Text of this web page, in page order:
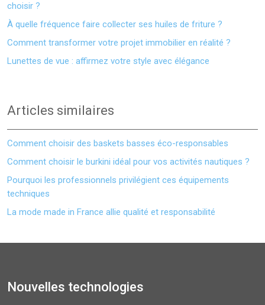
choisir ?
À quelle fréquence faire collecter ses huiles de friture ?
Comment transformer votre projet immobilier en réalité ?
Lunettes de vue : affirmez votre style avec élégance
Articles similaires
Comment choisir des baskets basses éco-responsables
Comment choisir le burkini idéal pour vos activités nautiques ?
Pourquoi les professionnels privilégient ces équipements
techniques
La mode made in France allie qualité et responsabilité
Nouvelles technologies